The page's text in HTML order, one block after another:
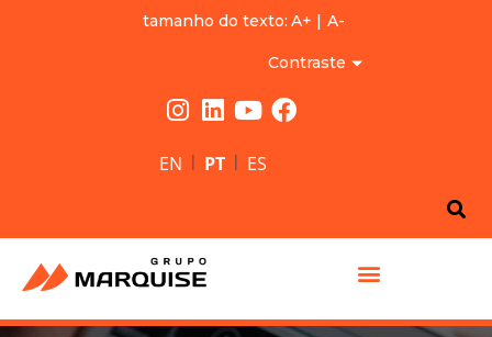
tamanho do texto: A+ | A-
Contraste
EN | PT | ES